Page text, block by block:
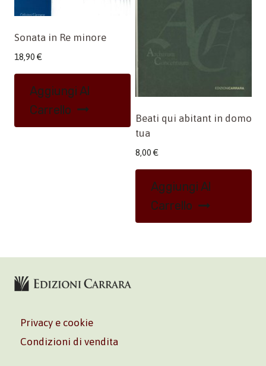
Sonata in Re minore
18,90 €
Aggiungi Al
Carrello
Beati qui abitant in domo
tua
8,00 €
Aggiungi Al
Carrello
Privacy e cookie
Condizioni di vendita